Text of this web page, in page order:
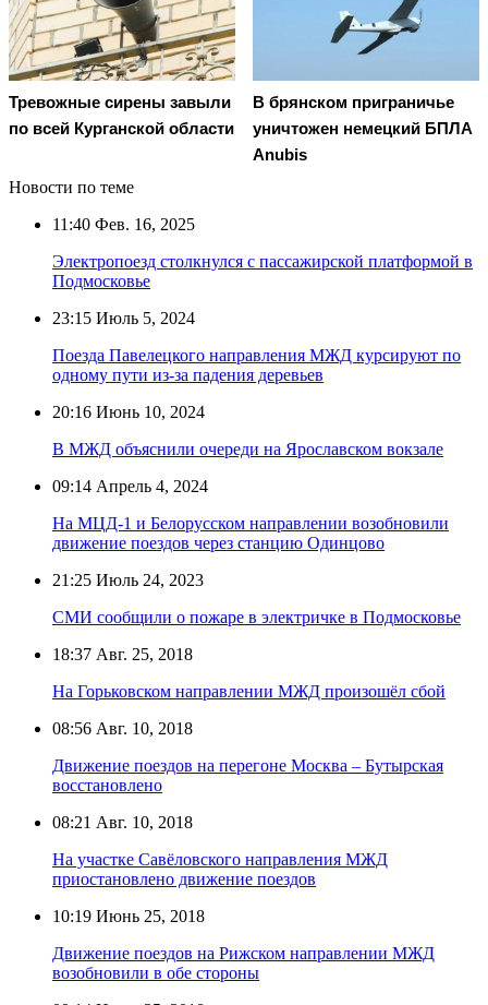
Тревожные сирены завыли
по всей Курганской области
В брянском приграничье
уничтожен немецкий БПЛА
Anubis
Новости по теме
11:40 Фев. 16, 2025
Электропоезд столкнулся с пассажирской платформой в
Подмосковье
23:15 Июль 5, 2024
Поезда Павелецкого направления МЖД курсируют по
одному пути из-за падения деревьев
20:16 Июнь 10, 2024
В МЖД объяснили очереди на Ярославском вокзале
09:14 Апрель 4, 2024
На МЦД-1 и Белорусском направлении возобновили
движение поездов через станцию Одинцово
21:25 Июль 24, 2023
СМИ сообщили о пожаре в электричке в Подмосковье
18:37 Авг. 25, 2018
На Горьковском направлении МЖД произошёл сбой
08:56 Авг. 10, 2018
Движение поездов на перегоне Москва – Бутырская
восстановлено
08:21 Авг. 10, 2018
На участке Савёловского направления МЖД
приостановлено движение поездов
10:19 Июнь 25, 2018
Движение поездов на Рижском направлении МЖД
возобновили в обе стороны